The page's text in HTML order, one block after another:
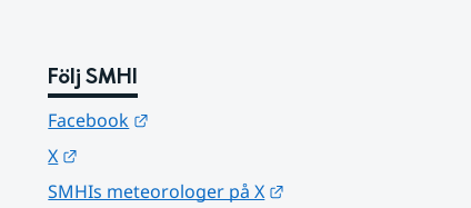
Följ SMHI
Facebook
X
SMHIs meteorologer på X